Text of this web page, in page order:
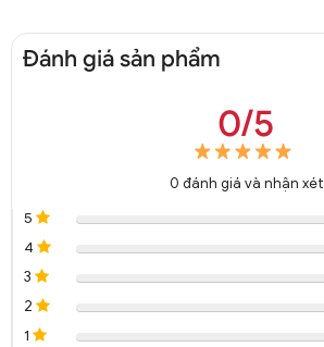
Đánh giá sản phẩm
0/5
0 đánh giá và nhận xét
5
4
3
2
1